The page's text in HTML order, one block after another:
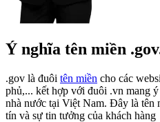
Ý nghĩa tên miền
.gov là đuôi tên miền cho các
phủ,... kết hợp với đuôi .vn mang
nhà nước tại Việt Nam. Đây là tên
tín và sự tin tưởng của khách hàng